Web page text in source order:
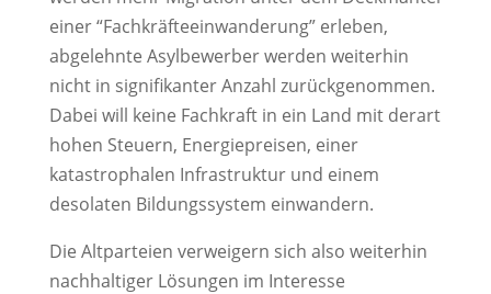
einer “Fachkräfteeinwanderung” erleben,
abgelehnte Asylbewerber werden weiterhin
nicht in signifikanter Anzahl zurückgenommen.
Dabei will keine Fachkraft in ein Land mit derart
hohen Steuern, Energiepreisen, einer
katastrophalen Infrastruktur und einem
desolaten Bildungssystem einwandern.
Die Altparteien verweigern sich also weiterhin
nachhaltiger Lösungen im Interesse